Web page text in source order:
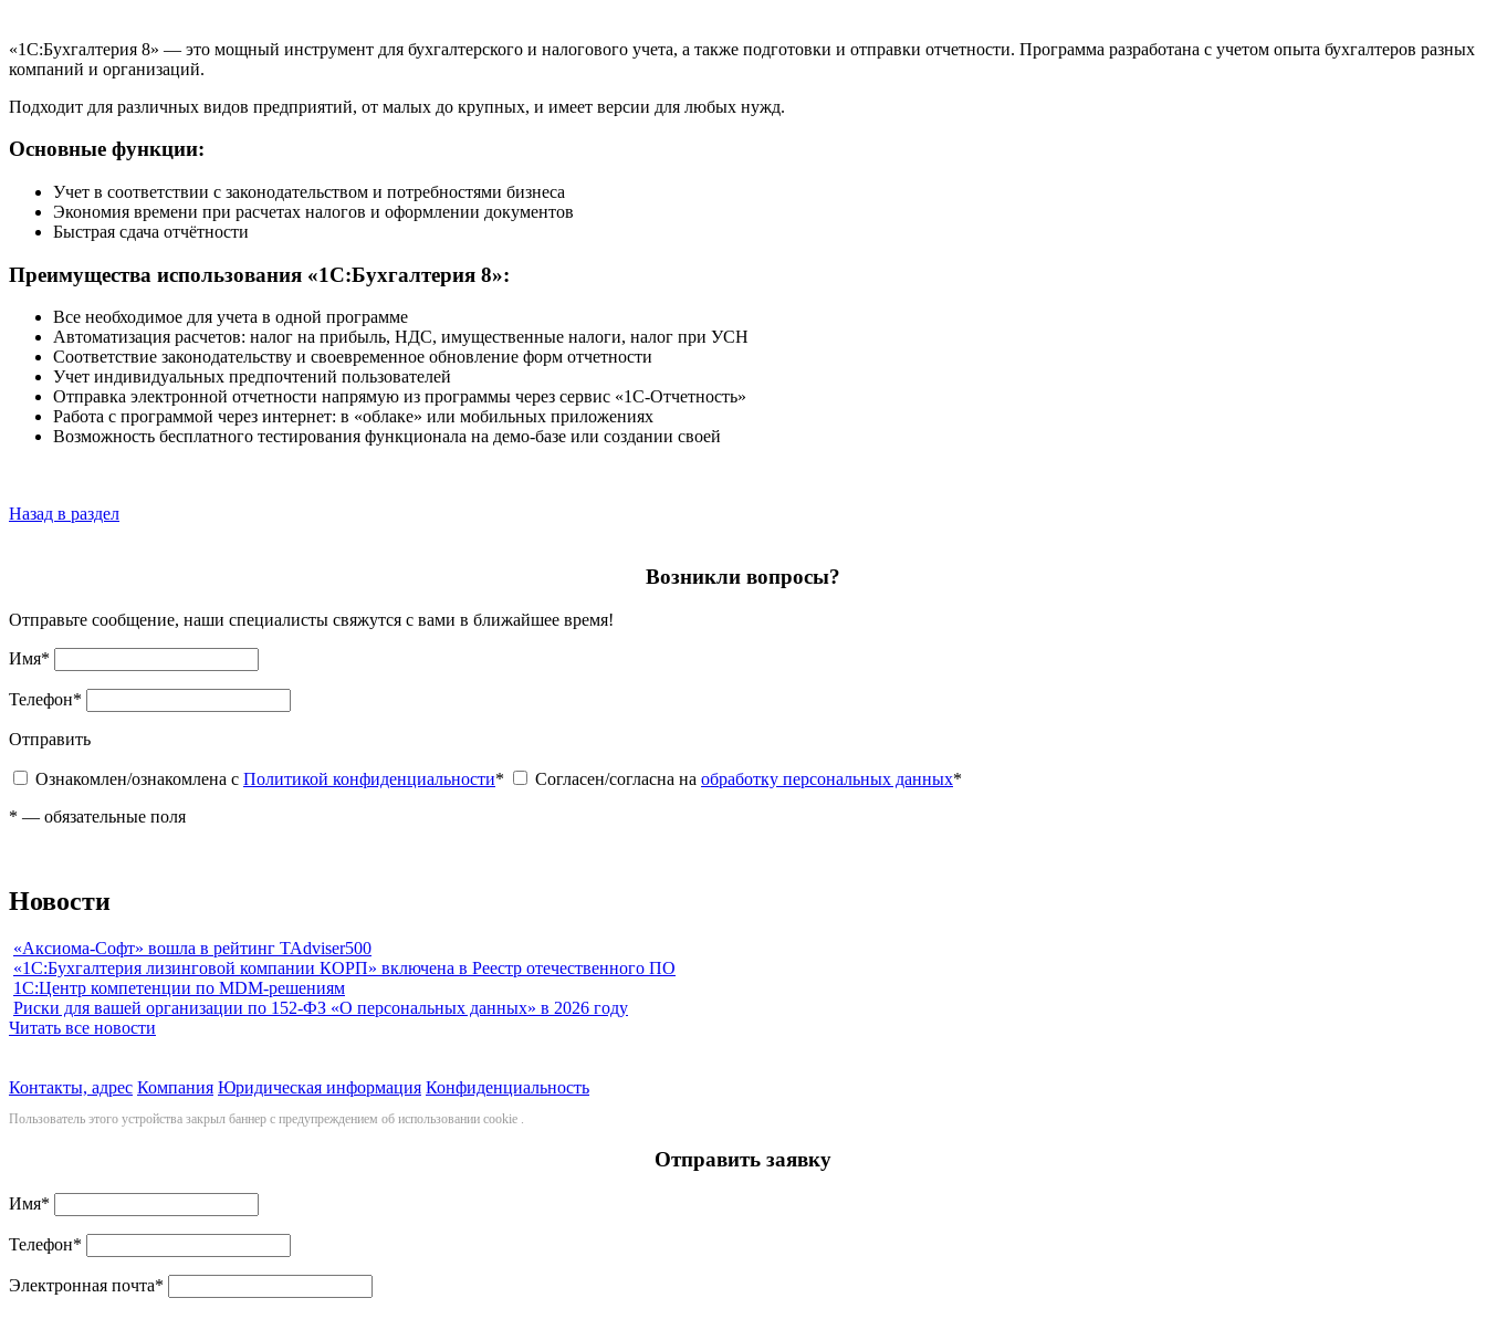
«1С:Бухгалтерия 8» — это мощный инструмент для бухгалтерского и налогового учета, а также подготовки и отправки отчетности. Программа разработана с учетом опыта бухгалтеров разных
компаний и организаций.
Подходит для различных видов предприятий, от малых до крупных, и имеет версии для любых нужд.
Основные функции:
Учет в соответствии с законодательством и потребностями бизнеса
Экономия времени при расчетах налогов и оформлении документов
Быстрая сдача отчётности
Преимущества использования «1С:Бухгалтерия 8»:
Все необходимое для учета в одной программе
Автоматизация расчетов: налог на прибыль, НДС, имущественные налоги, налог при УСН
Соответствие законодательству и своевременное обновление форм отчетности
Учет индивидуальных предпочтений пользователей
Отправка электронной отчетности напрямую из программы через сервис «1С-Отчетность»
Работа с программой через интернет: в «облаке» или мобильных приложениях
Возможность бесплатного тестирования функционала на демо-базе или создании своей
Назад в раздел
Возникли вопросы?
Отправьте сообщение, наши специалисты свяжутся с вами в ближайшее время!
Имя*
Телефон*
Отправить
Ознакомлен/ознакомлена с Политикой конфиденциальности* Согласен/согласна на обработку персональных данных*
* — обязательные поля
Новости
«Аксиома-Софт» вошла в рейтинг TAdviser500
«1С:Бухгалтерия лизинговой компании КОРП» включена в Реестр отечественного ПО
1С:Центр компетенции по MDM-решениям
Риски для вашей организации по 152-ФЗ «О персональных данных» в 2026 году
Читать все новости
Контакты, адрес Компания Юридическая информация Конфиденциальность
Пользователь этого устройства закрыл баннер с предупреждением об использовании cookie
Отправить заявку
Имя*
Телефон*
Электронная почта*